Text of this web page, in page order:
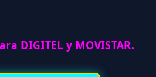
DIGITEL y MOVISTAR.